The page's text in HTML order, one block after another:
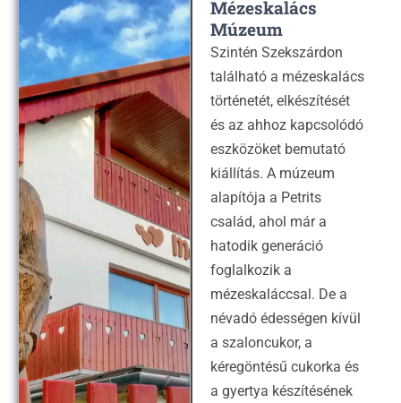
Mézeskalács
Múzeum
Szintén Szekszárdon
található a mézeskalács
történetét, elkészítését
és az ahhoz kapcsolódó
eszközöket bemutató
kiállítás. A múzeum
alapítója a Petrits
család, ahol már a
hatodik generáció
foglalkozik a
mézeskaláccsal. De a
névadó édességen kívül
a szaloncukor, a
kéregöntésű cukorka és
a gyertya készítésének